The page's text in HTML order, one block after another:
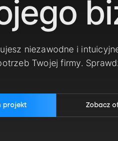
niezawodne i
Twojej firmy.
projekt Zobacz